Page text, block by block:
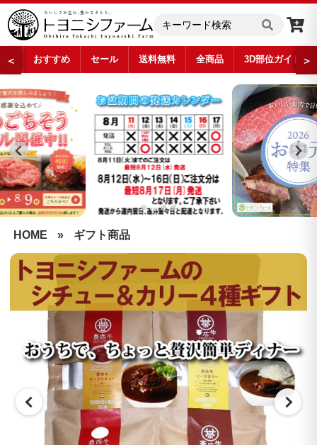
＜ おすすめ セール 送料無料 全商品 3D部位ガイド ＞
HOME » ギフト商品